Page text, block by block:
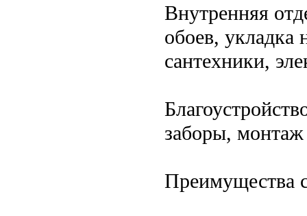
Внутренняя
обоев, укладка
сантехники,
заборы,
Преимущества